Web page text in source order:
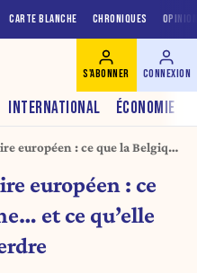
CARTE BLANCHE CHRONIQUES
INTERNATIONAL ÉCONOMIE
S'ABONNER CONNEXION
européen : ce que la Belgique
européen : ce
et ce qu’elle